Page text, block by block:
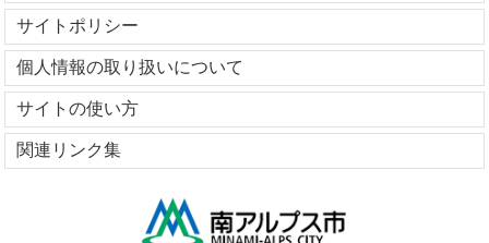
サイトポリシー
個人情報の取り扱いについて
サイトの使い方
関連リンク集